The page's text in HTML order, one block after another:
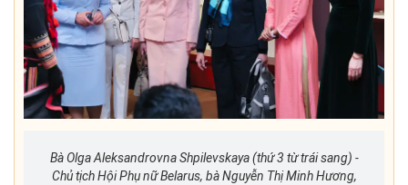
Bà Olga Aleksandrovna Shpilevskaya (thứ 3 từ trái sang) -
Chủ tịch Hội Phụ nữ Belarus, bà Nguyễn Thị Minh Hương,